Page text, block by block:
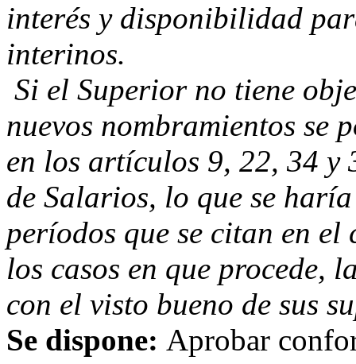
interés y disponibilidad
interinos.
Si el Superior no tiene
nuevos nombramientos se
en los artículos 9, 22, 34 y
de Salarios, lo que se
períodos que se citan en el
los casos en que procede,
con el visto bueno de sus
Se dispone: Aprobar